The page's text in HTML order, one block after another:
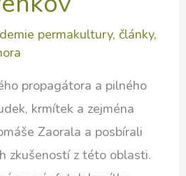
permakultury,články,
propagátora a pilného
krmítek a zejména
Zaorala a posbírali
zkušeností z této oblasti.